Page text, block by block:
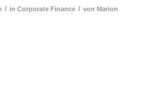
/ in Corporate Finance / von Marion